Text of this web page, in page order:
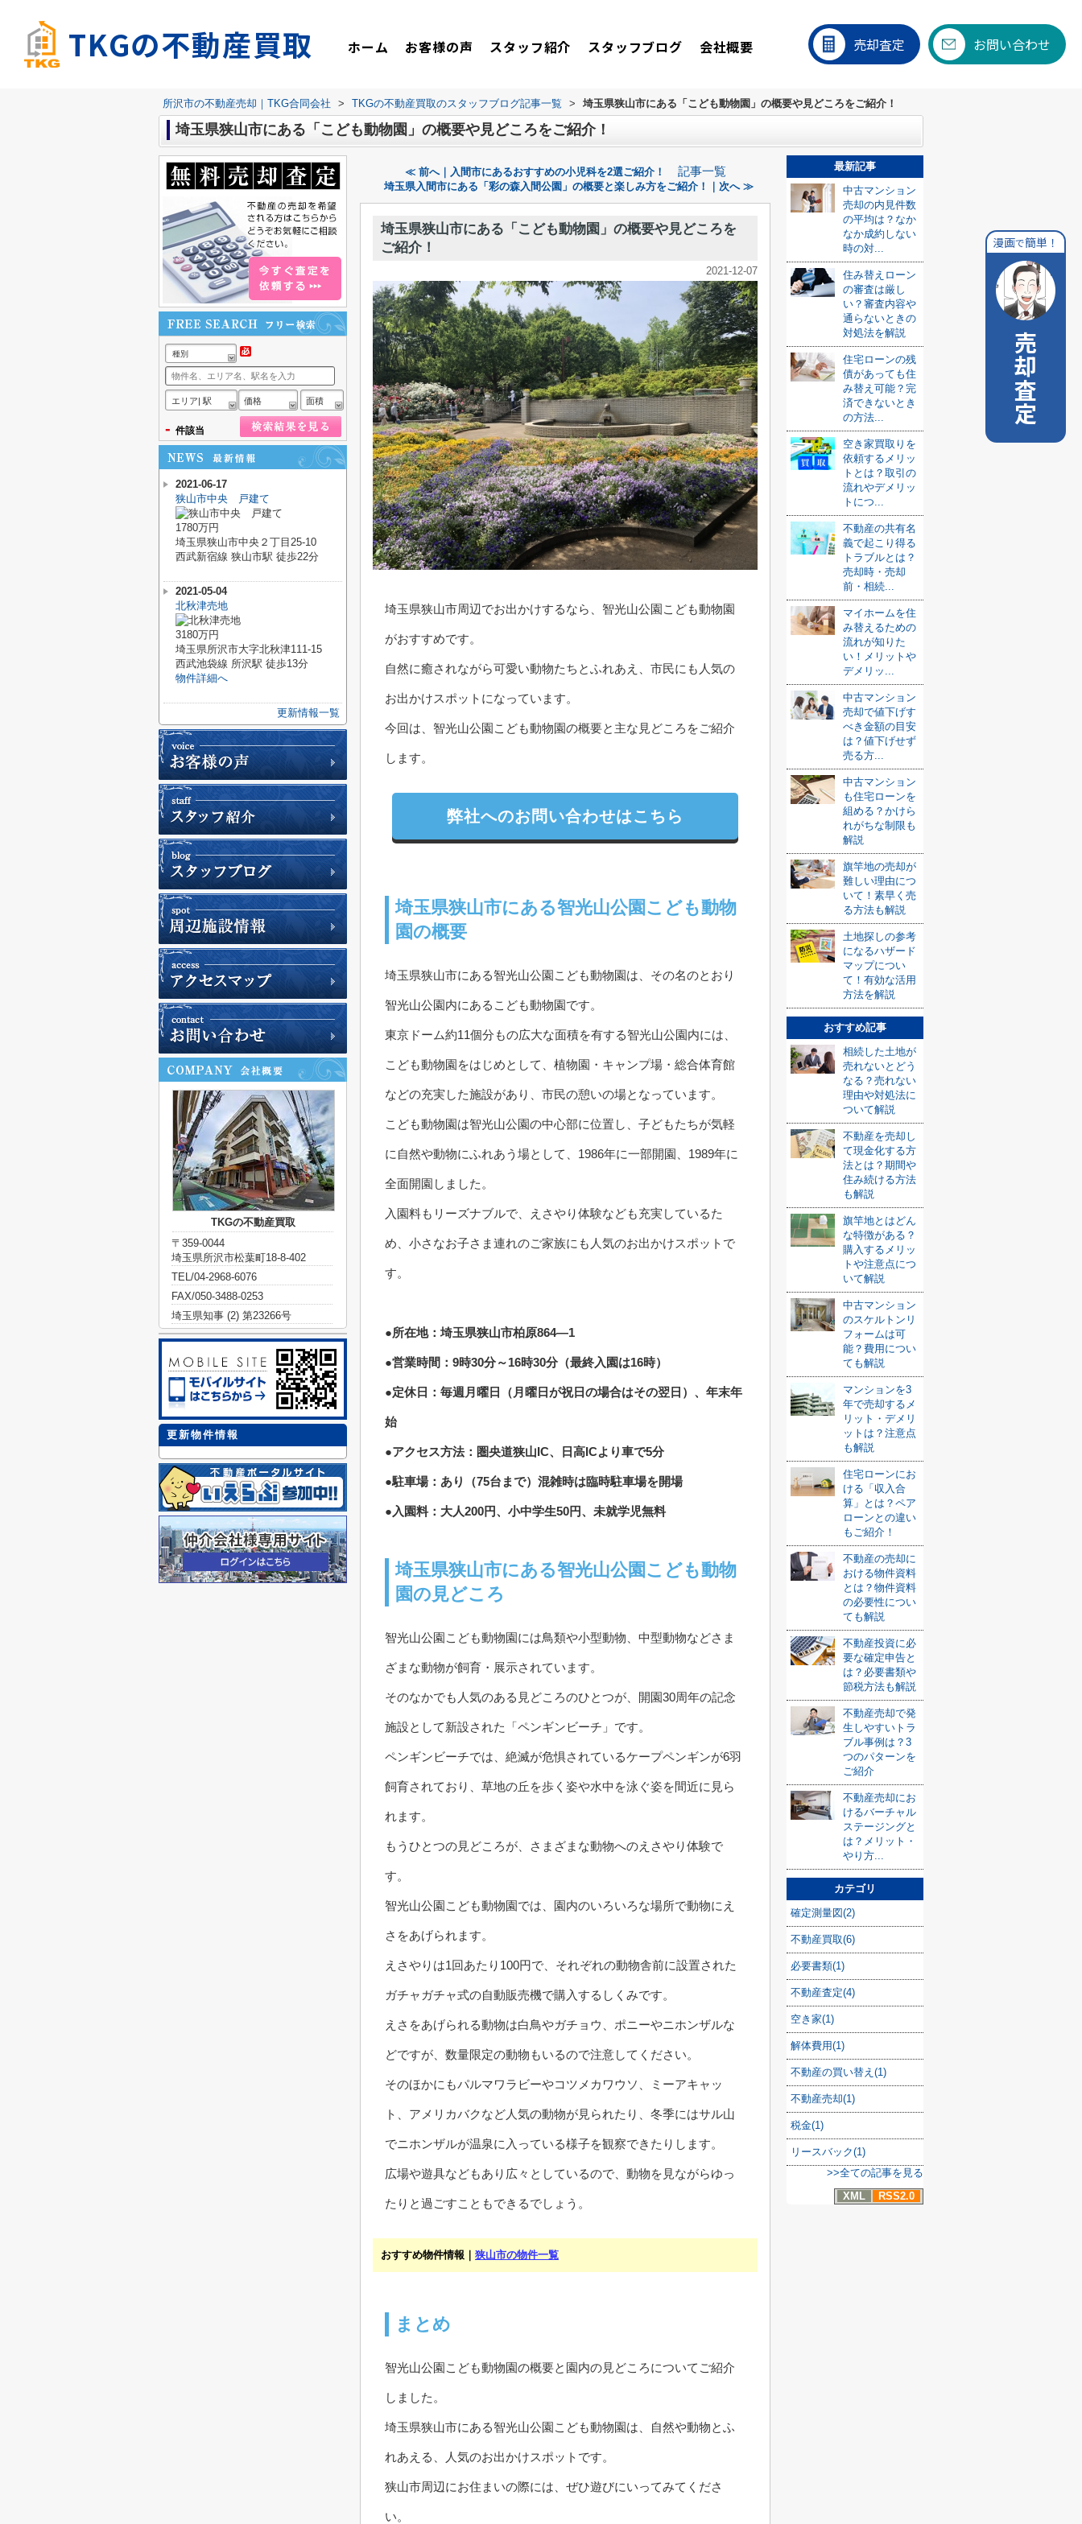
TKGの不動産買取 ホーム お客様の声 スタッフ紹介 スタッフブログ 会社概要 売却査定 お問い合わせ
漫画で簡単！
売却査定
所沢市の不動産売却｜TKG合同会社 > TKGの不動産買取のスタッフブログ記事一覧 > 埼玉県狭山市にある「こども動物園」の概要や見どころをご紹介！
埼玉県狭山市にある「こども動物園」の概要や見どころをご紹介！
≪ 前へ｜入間市にあるおすすめの小児科を2選ご紹介！ 記事一覧
埼玉県入間市にある「彩の森入間公園」の概要と楽しみ方をご紹介！｜次へ ≫
埼玉県狭山市にある「こども動物園」の概要や見どころを
ご紹介！
2021-12-07
埼玉県狭山市周辺でお出かけするなら、智光山公園こども動物園
がおすすめです。
自然に癒されながら可愛い動物たちとふれあえ、市民にも人気の
お出かけスポットになっています。
今回は、智光山公園こども動物園の概要と主な見どころをご紹介
します。
弊社へのお問い合わせはこちら
埼玉県狭山市にある智光山公園こども動物
園の概要
埼玉県狭山市にある智光山公園こども動物園は、その名のとおり
智光山公園内にあるこども動物園です。
東京ドーム約11個分もの広大な面積を有する智光山公園内には、
こども動物園をはじめとして、植物園・キャンプ場・総合体育館
などの充実した施設があり、市民の憩いの場となっています。
こども動物園は智光山公園の中心部に位置し、子どもたちが気軽
に自然や動物にふれあう場として、1986年に一部開園、1989年に
全面開園しました。
入園料もリーズナブルで、えさやり体験なども充実しているた
め、小さなお子さま連れのご家族にも人気のお出かけスポットで
す。
●所在地：埼玉県狭山市柏原864―1
●営業時間：9時30分～16時30分（最終入園は16時）
●定休日：毎週月曜日（月曜日が祝日の場合はその翌日）、年末年
始
●アクセス方法：圏央道狭山IC、日高ICより車で5分
●駐車場：あり（75台まで）混雑時は臨時駐車場を開場
●入園料：大人200円、小中学生50円、未就学児無料
埼玉県狭山市にある智光山公園こども動物
園の見どころ
智光山公園こども動物園には鳥類や小型動物、中型動物などさま
ざまな動物が飼育・展示されています。
そのなかでも人気のある見どころのひとつが、開園30周年の記念
施設として新設された「ペンギンビーチ」です。
ペンギンビーチでは、絶滅が危惧されているケープペンギンが6羽
飼育されており、草地の丘を歩く姿や水中を泳ぐ姿を間近に見ら
れます。
もうひとつの見どころが、さまざまな動物へのえさやり体験で
す。
智光山公園こども動物園では、園内のいろいろな場所で動物にえ
さをあげられます。
えさやりは1回あたり100円で、それぞれの動物舎前に設置された
ガチャガチャ式の自動販売機で購入するしくみです。
えさをあげられる動物は白鳥やガチョウ、ポニーやニホンザルな
どですが、数量限定の動物もいるので注意してください。
そのほかにもパルマワラビーやコツメカワウソ、ミーアキャッ
ト、アメリカバクなど人気の動物が見られたり、冬季にはサル山
でニホンザルが温泉に入っている様子を観察できたりします。
広場や遊具などもあり広々としているので、動物を見ながらゆっ
たりと過ごすこともできるでしょう。
おすすめ物件情報｜ 狭山市の物件一覧
まとめ
智光山公園こども動物園の概要と園内の見どころについてご紹介
しました。
埼玉県狭山市にある智光山公園こども動物園は、自然や動物とふ
れあえる、人気のお出かけスポットです。
狭山市周辺にお住まいの際には、ぜひ遊びにいってみてくださ
い。
最新記事
中古マンション
売却の内見件数
の平均は？なか
なか成約しない
時の対...
住み替えローン
の審査は厳し
い？審査内容や
通らないときの
対処法を解説
住宅ローンの残
債があっても住
み替え可能？完
済できないとき
の方法...
空き家買取りを
依頼するメリッ
トとは？取引の
流れやデメリッ
トにつ...
不動産の共有名
義で起こり得る
トラブルとは？
売却時・売却
前・相続...
マイホームを住
み替えるための
流れが知りた
い！メリットや
デメリッ...
中古マンション
売却で値下げす
べき金額の目安
は？値下げせず
売る方...
中古マンション
も住宅ローンを
組める？かけら
れがちな制限も
解説
旗竿地の売却が
難しい理由につ
いて！素早く売
る方法も解説
土地探しの参考
になるハザード
マップについ
て！有効な活用
方法を解説
おすすめ記事
相続した土地が
売れないとどう
なる？売れない
理由や対処法に
ついて解説
不動産を売却し
て現金化する方
法とは？期間や
住み続ける方法
も解説
旗竿地とはどん
な特徴がある？
購入するメリッ
トや注意点につ
いて解説
中古マンション
のスケルトンリ
フォームは可
能？費用につい
ても解説
マンションを3
年で売却するメ
リット・デメリ
ットは？注意点
も解説
住宅ローンにお
ける「収入合
算」とは？ペア
ローンとの違い
もご紹介！
不動産の売却に
おける物件資料
とは？物件資料
の必要性につい
ても解説
不動産投資に必
要な確定申告と
は？必要書類や
節税方法も解説
不動産売却で発
生しやすいトラ
ブル事例は？3
つのパターンを
ご紹介
不動産売却にお
けるバーチャル
ステージングと
は？メリット・
やり方...
カテゴリ
確定測量図(2)
不動産買取(6)
必要書類(1)
不動産査定(4)
空き家(1)
解体費用(1)
不動産の買い替え(1)
不動産売却(1)
税金(1)
リースバック(1)
>>全ての記事を見る
XML
RSS2.0
種別
エリア| 駅 価格 面積
- 件該当
2021-06-17
狭山市中央 戸建て
1780万円
埼玉県狭山市中央２丁目25-10
西武新宿線 狭山市駅 徒歩22分
2021-05-04
北秋津売地
3180万円
埼玉県所沢市大字北秋津111-15
西武池袋線 所沢駅 徒歩13分
物件詳細へ
更新情報一覧
TKGの不動産買取
〒359-0044
埼玉県所沢市松葉町18-8-402
TEL/04-2968-6076
FAX/050-3488-0253
埼玉県知事 (2) 第23266号
更新物件情報